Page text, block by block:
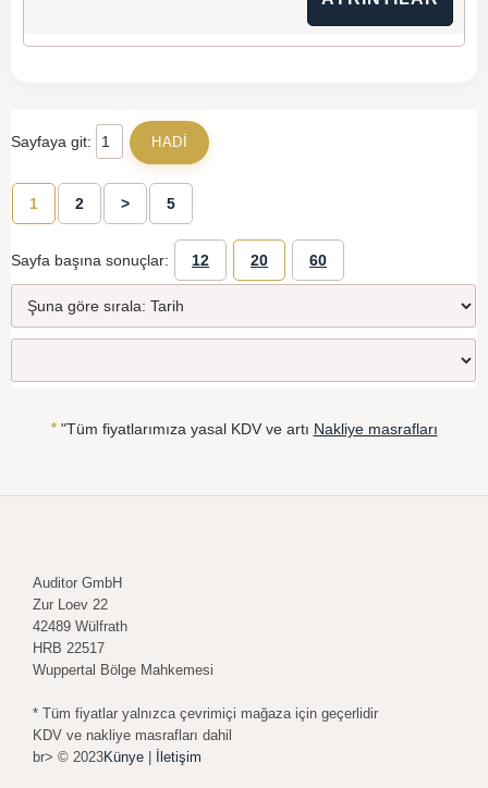
Sayfaya git:
1 2 > 5
Sayfa başına sonuçlar: 12 20 60
*"Tüm fiyatlarımıza yasal KDV ve artı Nakliye masrafları
Auditor GmbH
Zur Loev 22
42489 Wülfrath
HRB 22517
Wuppertal Bölge Mahkemesi
* Tüm fiyatlar yalnızca çevrimiçi mağaza için geçerlidir
KDV ve nakliye masrafları dahil
br> © 2023Künye | İletişim